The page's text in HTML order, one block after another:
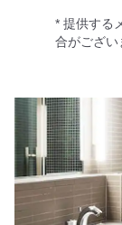
* 提供する
合がござい